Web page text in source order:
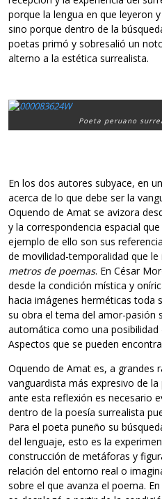
porque la lengua en que leyeron
sino porque dentro de la
poetas primó y sobresalió un
alterno a la estética surrealista.
Poeta peruano
En los dos autores subyace, en
acerca de lo que debe ser la
Oquendo de Amat se avizora
y la correspondencia espacial
ejemplo de ello son sus
de movilidad-temporalidad que
metros de poemas. En César
desde la condición mística y
hacia imágenes herméticas toda
su obra el tema del amor-pasión
automática como una posibilidad
Aspectos que se pueden
Oquendo de Amat es, a grandes
vanguardista más expresivo de
ante esta reflexión es necesario
dentro de la poesía surrealista
Para el poeta puneño su
del lenguaje, esto es la
construcción de metáforas y
relación del entorno real o
sobre el que avanza el poema.